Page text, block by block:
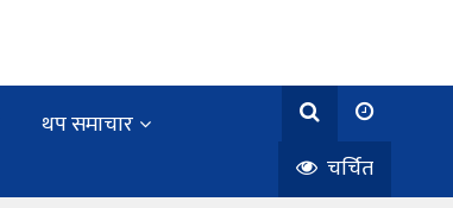
थप समाचार
चर्चित